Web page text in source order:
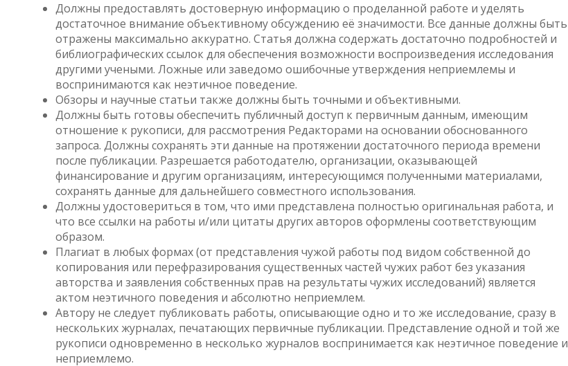
Должны предоставлять достоверную информацию о проделанной работе и уделять
достаточное внимание объективному обсуждению её значимости. Все данные должны быть
отражены максимально аккуратно. Статья должна содержать достаточно подробностей и
библиографических ссылок для обеспечения возможности воспроизведения исследования
другими учеными. Ложные или заведомо ошибочные утверждения неприемлемы и
воспринимаются как неэтичное поведение.
Обзоры и научные статьи также должны быть точными и объективными.
Должны быть готовы обеспечить публичный доступ к первичным данным, имеющим
отношение к рукописи, для рассмотрения Редакторами на основании обоснованного
запроса. Должны сохранять эти данные на протяжении достаточного периода времени
после публикации. Разрешается работодателю, организации, оказывающей
финансирование и другим организациям, интересующимся полученными материалами,
сохранять данные для дальнейшего совместного использования.
Должны удостовериться в том, что ими представлена полностью оригинальная работа, и
что все ссылки на работы и/или цитаты других авторов оформлены соответствующим
образом.
Плагиат в любых формах (от представления чужой работы под видом собственной до
копирования или перефразирования существенных частей чужих работ без указания
авторства и заявления собственных прав на результаты чужих исследований) является
актом неэтичного поведения и абсолютно неприемлем.
Автору не следует публиковать работы, описывающие одно и то же исследование, сразу в
нескольких журналах, печатающих первичные публикации. Представление одной и той же
рукописи одновременно в несколько журналов воспринимается как неэтичное поведение и
неприемлемо.